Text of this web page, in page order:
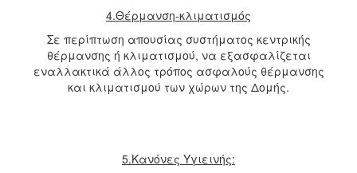
4.Θέρμανση-κλιματισμός
Σε περίπτωση απουσίας συστήματος κεντρικής
θέρμανσης ή κλιματισμού, να εξασφαλίζεται
εναλλακτικά άλλος τρόπος ασφαλούς θέρμανσης
και κλιματισμού των χώρων της Δομής.
5.Κανόνες Υγιεινής: